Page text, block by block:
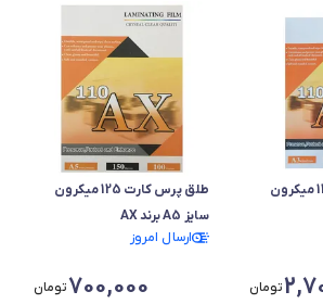
طلق پرس کارت 125 میکرون
تومان
طلق پرس کارت 125 میکرون
سایز A5 برند AX
ارسال امروز
700,000تومان